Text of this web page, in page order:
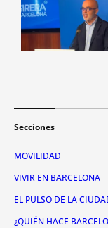
Secciones
MOVILIDAD
VIVIR EN BARCELONA
EL PULSO DE LA
¿QUIÉN HACE